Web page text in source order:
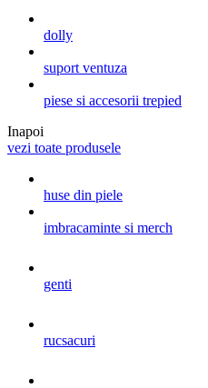
dolly
suport ventuza
piese si accesorii trepied
Inapoi
vezi toate produsele
huse din piele
imbracaminte si merch
genti
rucsacuri